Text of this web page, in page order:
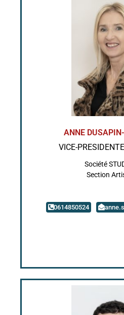
ANNE
VICE-
Société
Section
0614850524